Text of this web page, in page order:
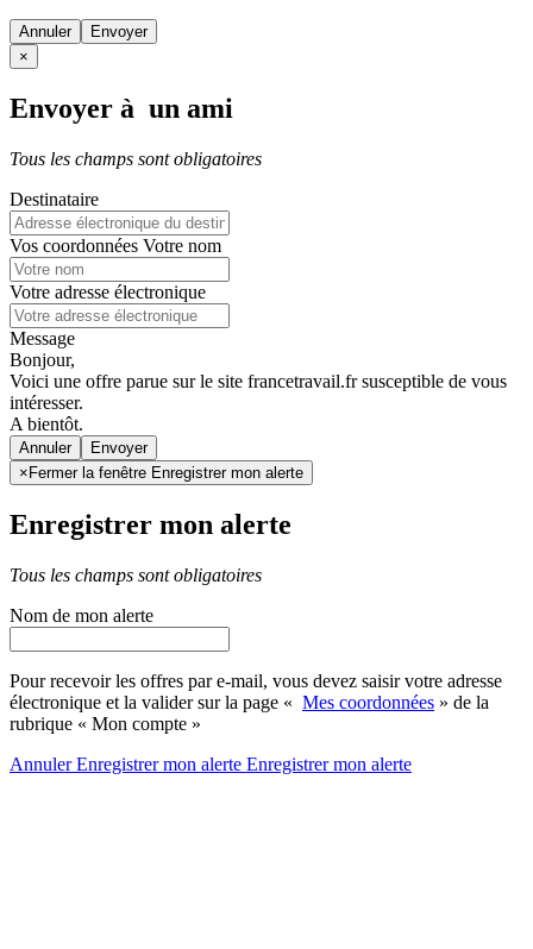
Annuler
×
Envoyer à un ami
Tous les champs sont obligatoires
Destinataire
Vos coordonnées Votre nom
Votre adresse électronique
Message
Bonjour,
Voici une offre parue sur le site francetravail.fr susceptible de vous
intéresser.
A bientôt.
Annuler
× Fermer la fenêtre Enregistrer mon alerte
Enregistrer mon alerte
Tous les champs sont obligatoires
Nom de mon alerte
Pour recevoir les offres par e-mail, vous devez saisir votre adresse
électronique et la valider sur la page « Mes coordonnées » de la
rubrique « Mon compte »
AnnulerEnregistrer mon alerte Enregistrermon alerte